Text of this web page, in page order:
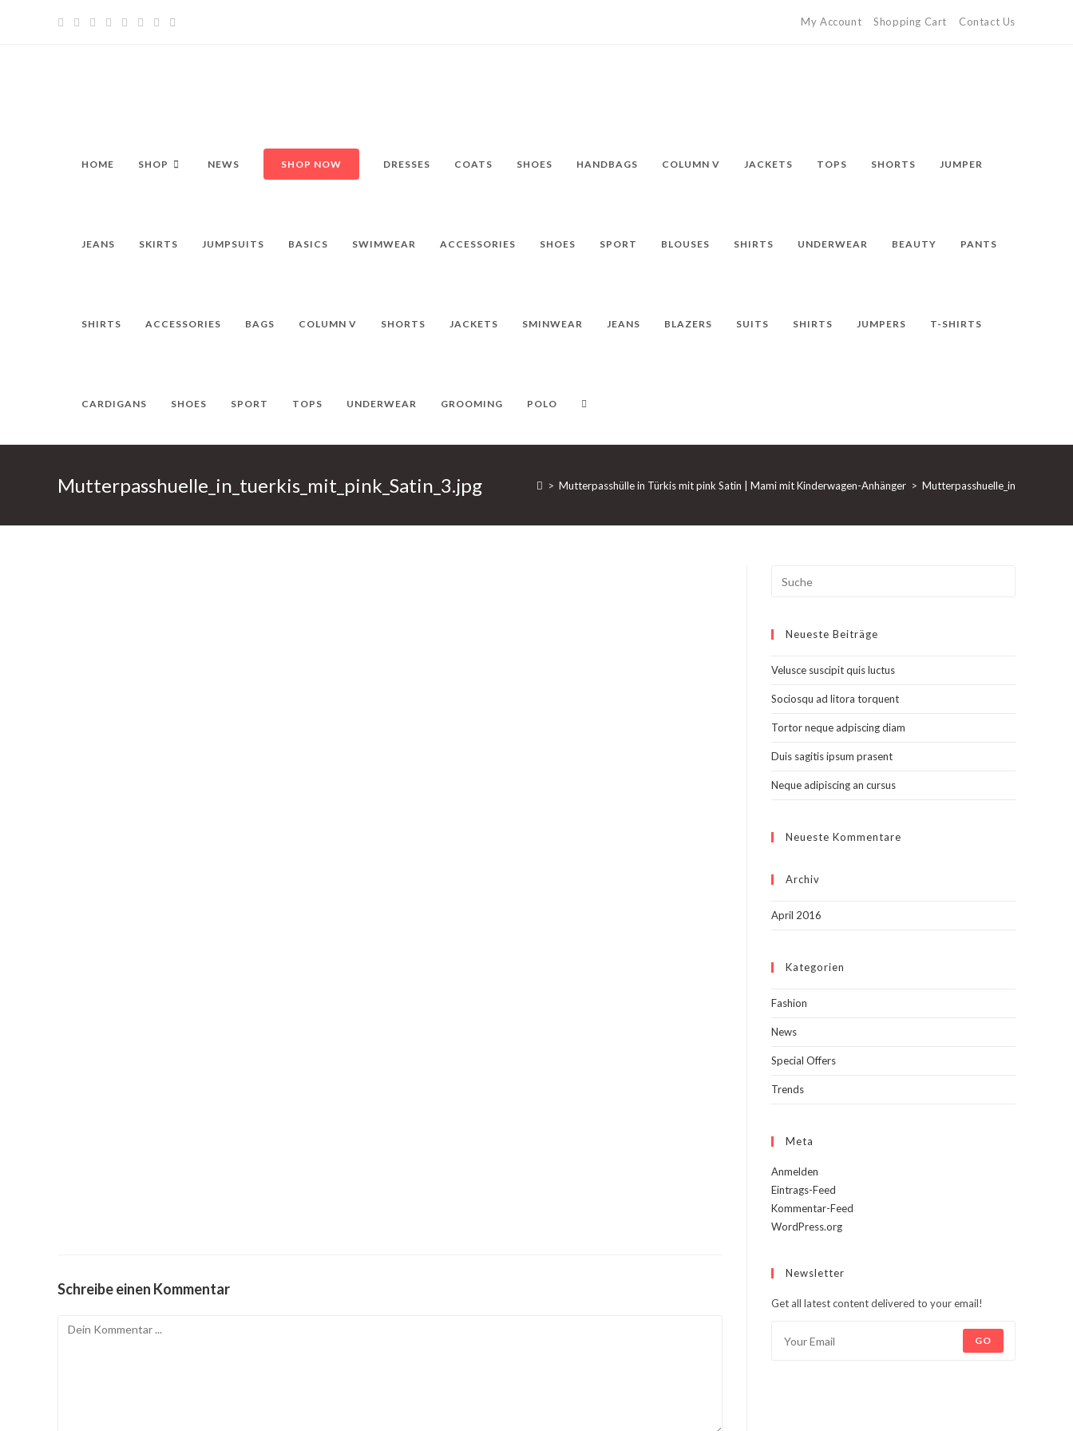
My Account Shopping Cart Contact Us
HOME SHOP NEWS SHOP NOW DRESSES COATS SHOES HANDBAGS COLUMN V JACKETS TOPS SHORTS JUMPER
JEANS SKIRTS JUMPSUITS BASICS SWIMWEAR ACCESSORIES SHOES SPORT BLOUSES SHIRTS UNDERWEAR BEAUTY PANTS
SHIRTS ACCESSORIES BAGS COLUMN V SHORTS JACKETS SMINWEAR JEANS BLAZERS SUITS SHIRTS JUMPERS T-SHIRTS
CARDIGANS SHOES SPORT TOPS UNDERWEAR GROOMING POLO
Mutterpasshuelle_in_tuerkis_mit_pink_Satin_3.jpg > Mutterpasshülle in Türkis mit pink Satin | Mami mit Kinderwagen-Anhänger >
Schreibe einen Kommentar
Kommentieren
Neueste Beiträge
Velusce suscipit quis luctus
Sociosqu ad litora torquent
Tortor neque adpiscing diam
Duis sagitis ipsum prasent
Neque adipiscing an cursus
Neueste Kommentare
Archiv
April 2016
Kategorien
Fashion
News
Special Offers
Trends
Meta
Anmelden
Eintrags-Feed
Kommentar-Feed
WordPress.org
Newsletter
Get all latest content delivered to your email!
GO